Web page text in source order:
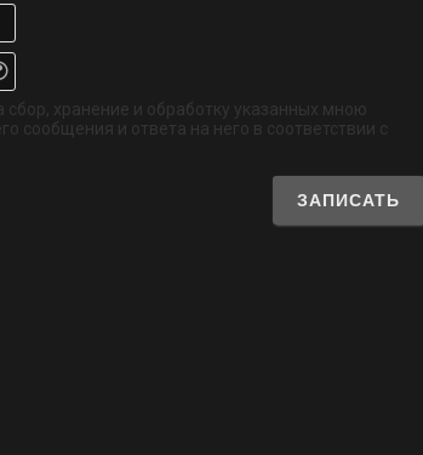
Имя*
Email.
обязательно
хранение и обработку указанных мною
сообщения и ответа на него в соответствии с